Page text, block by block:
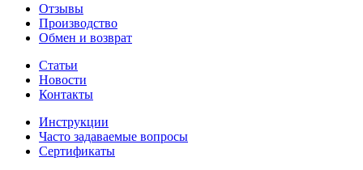
Отзывы
Производство
Обмен и возврат
Статьи
Новости
Контакты
Инструкции
Часто задаваемые вопросы
Сертификаты